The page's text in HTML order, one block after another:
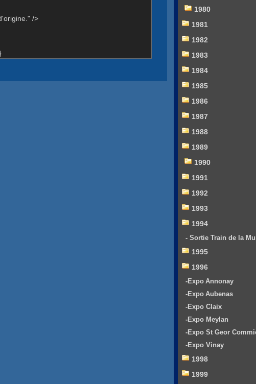
/>
1980
1981
1982
1983
1984
1985
1986
1987
1988
1989
1990
1991
1992
1993
1994
- Sortie Train de la
1995
1996
-Expo Annonay
-Expo Aubenas
-Expo Claix
-Expo Meylan
-Expo St Geor
-Expo Vinay
1998
1999